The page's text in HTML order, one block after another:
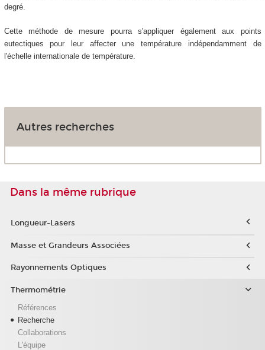
degré.
Cette méthode de mesure pourra s'appliquer également aux points
eutectiques pour leur affecter une température indépendamment de
l'échelle internationale de température.
Autres recherches
Dans la même rubrique
Longueur-Lasers
Masse et Grandeurs Associées
Rayonnements Optiques
Thermométrie
Références
Recherche
Collaborations
L'équipe